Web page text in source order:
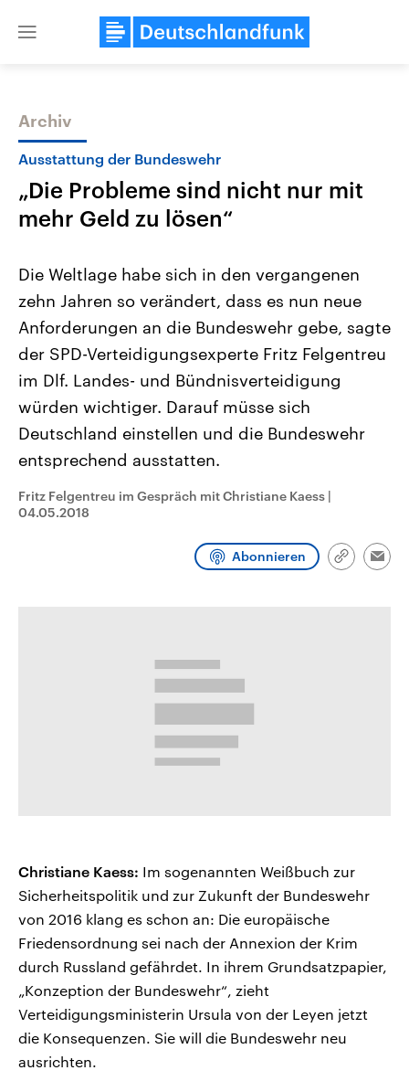
Close
Themen
Landtagswahl Sachsen-Anhalt
2026
Alle Informationen
Sachsen-Anhalt wählt am 6.
September 2026 einen neuen
Landtag. Seit 2021 wird das
Bundesland von einer Koalition aus
CDU, SPD und FDP regiert.-
Umfragen, Prognosen,
Wahlprogramme, aktuelle Berichte
und Hintergründe zu den Parteien
Wahl.
Aktuelle Beiträge,
Hintergründe
Wirtschaftlich und
gehören die Vereinigten
den mächtigsten Ländern
mit großem Einfluss auf
Sendungen Programm
Audio-Archiv
Archiv
Ausstattung der Bundeswehr
„Die Probleme sind nicht nur mit
mehr Geld zu lösen“
Die Weltlage habe sich in den vergangenen
zehn Jahren so verändert, dass es nun neue
Anforderungen an die Bundeswehr gebe, sagte
der SPD-Verteidigungsexperte Fritz Felgentreu
im Dlf. Landes- und Bündnisverteidigung
würden wichtiger. Darauf müsse sich
Deutschland einstellen und die Bundeswehr
entsprechend ausstatten.
Fritz Felgentreu im Gespräch mit Christiane Kaess |
04.05.2018
Abonnieren
Link
Christiane Kaess: Im sogenannten Weißbuch zur
Sicherheitspolitik und zur Zukunft der Bundeswehr
von 2016 klang es schon an: Die europäische
Friedensordnung sei nach der Annexion der Krim
durch Russland gefährdet. In ihrem Grundsatzpapier,
„Konzeption der Bundeswehr“, zieht
Verteidigungsministerin Ursula von der Leyen jetzt
die Konsequenzen. Sie will die Bundeswehr neu
ausrichten.